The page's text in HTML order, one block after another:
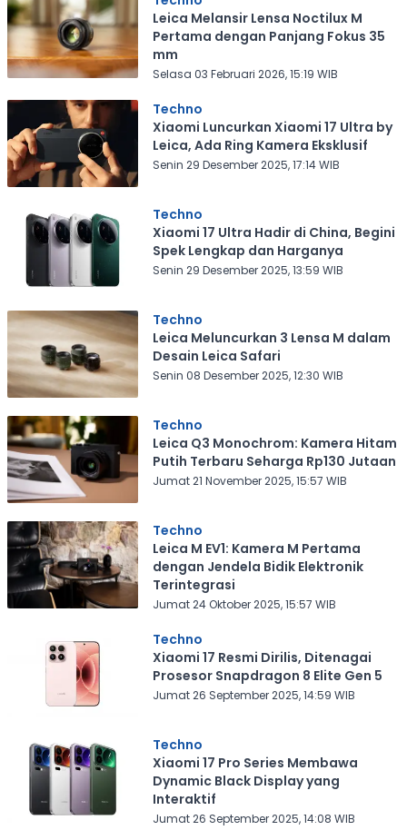
Leica Melansir Lensa Noctilux M
Pertama dengan Panjang Fokus 35
mm
Selasa 03 Februari 2026, 15:19 WIB
Techno
Xiaomi Luncurkan Xiaomi 17 Ultra by
Leica, Ada Ring Kamera Eksklusif
Senin 29 Desember 2025, 17:14 WIB
Techno
Xiaomi 17 Ultra Hadir di China, Begini
Spek Lengkap dan Harganya
Senin 29 Desember 2025, 13:59 WIB
Techno
Leica Meluncurkan 3 Lensa M dalam
Desain Leica Safari
Senin 08 Desember 2025, 12:30 WIB
Techno
Leica Q3 Monochrom: Kamera Hitam
Putih Terbaru Seharga Rp130 Jutaan
Jumat 21 November 2025, 15:57 WIB
Techno
Leica M EV1: Kamera M Pertama
dengan Jendela Bidik Elektronik
Terintegrasi
Jumat 24 Oktober 2025, 15:57 WIB
Techno
Xiaomi 17 Resmi Dirilis, Ditenagai
Prosesor Snapdragon 8 Elite Gen 5
Jumat 26 September 2025, 14:59 WIB
Techno
Xiaomi 17 Pro Series Membawa
Dynamic Black Display yang
Interaktif
Jumat 26 September 2025, 14:08 WIB